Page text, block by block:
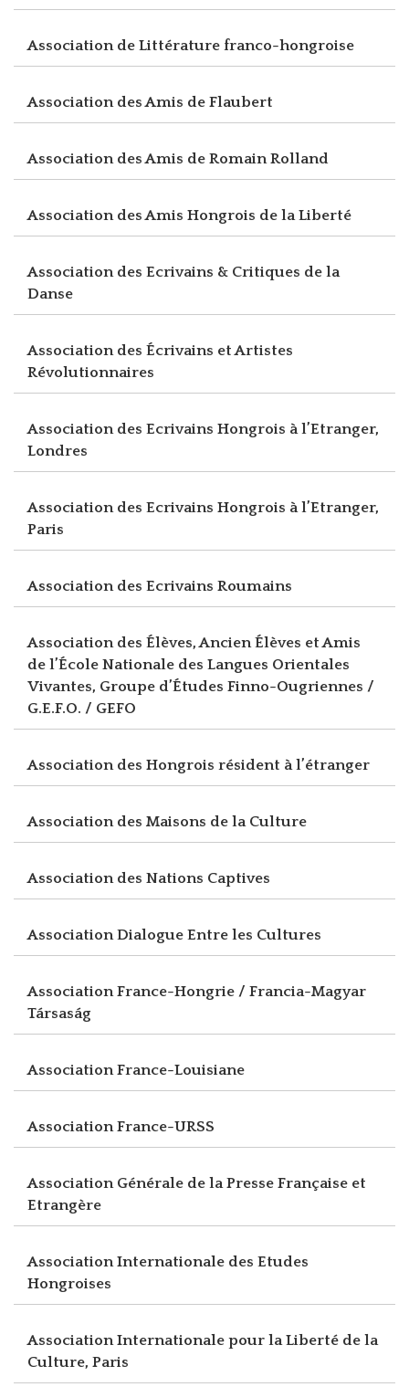
Association de Littérature franco-hongroise
Association des Amis de Flaubert
Association des Amis de Romain Rolland
Association des Amis Hongrois de la Liberté
Association des Ecrivains & Critiques de la
Danse
Association des Écrivains et Artistes
Révolutionnaires
Association des Ecrivains Hongrois à l’Etranger,
Londres
Association des Ecrivains Hongrois à l’Etranger,
Paris
Association des Ecrivains Roumains
Association des Élèves, Ancien Élèves et Amis
de l’École Nationale des Langues Orientales
Vivantes, Groupe d’Études Finno-Ougriennes /
G.E.F.O. / GEFO
Association des Hongrois résident à l’étranger
Association des Maisons de la Culture
Association des Nations Captives
Association Dialogue Entre les Cultures
Association France-Hongrie / Francia-Magyar
Társaság
Association France-Louisiane
Association France-URSS
Association Générale de la Presse Française et
Etrangère
Association Internationale des Etudes
Hongroises
Association Internationale pour la Liberté de la
Culture, Paris